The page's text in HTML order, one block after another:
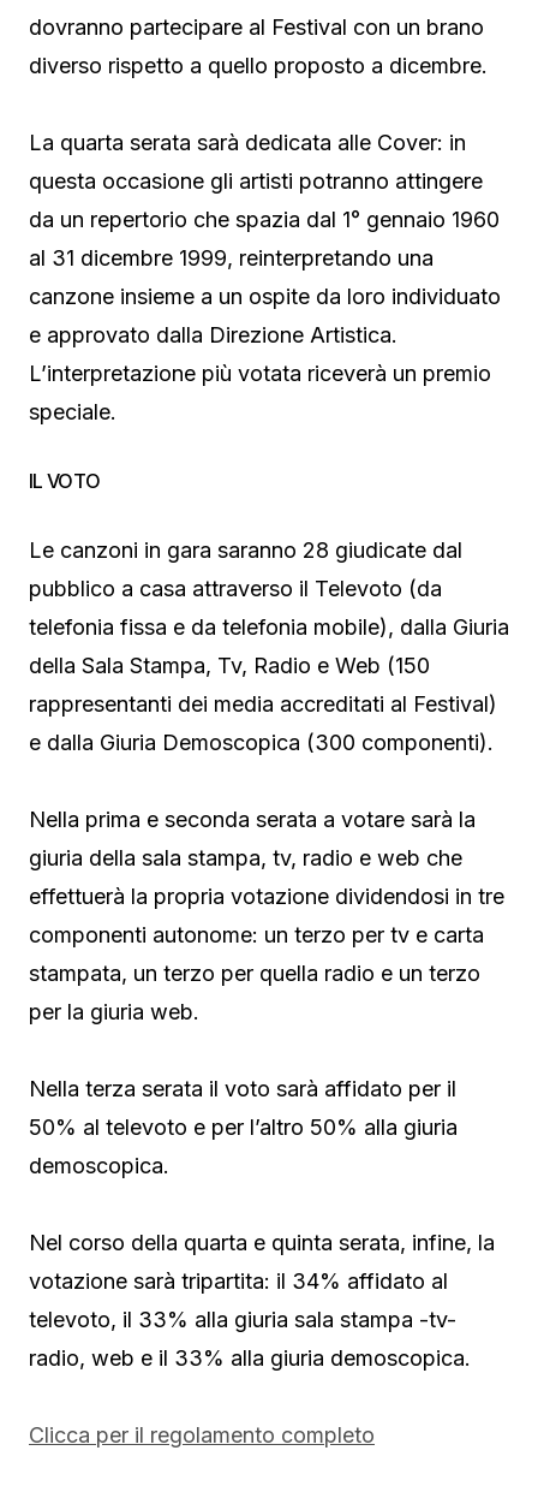
dovranno partecipare al Festival con un brano
diverso rispetto a quello proposto a dicembre.
La quarta serata sarà dedicata alle Cover: in
questa occasione gli artisti potranno attingere
da un repertorio che spazia dal 1° gennaio 1960
al 31 dicembre 1999, reinterpretando una
canzone insieme a un ospite da loro individuato
e approvato dalla Direzione Artistica.
L’interpretazione più votata riceverà un premio
speciale.
IL VOTO
Le canzoni in gara saranno 28 giudicate dal
pubblico a casa attraverso il Televoto (da
telefonia fissa e da telefonia mobile), dalla Giuria
della Sala Stampa, Tv, Radio e Web (150
rappresentanti dei media accreditati al Festival)
e dalla Giuria Demoscopica (300 componenti).
Nella prima e seconda serata a votare sarà la
giuria della sala stampa, tv, radio e web che
effettuerà la propria votazione dividendosi in tre
componenti autonome: un terzo per tv e carta
stampata, un terzo per quella radio e un terzo
per la giuria web.
Nella terza serata il voto sarà affidato per il
50% al televoto e per l’altro 50% alla giuria
demoscopica.
Nel corso della quarta e quinta serata, infine, la
votazione sarà tripartita: il 34% affidato al
televoto, il 33% alla giuria sala stampa -tv-
radio, web e il 33% alla giuria demoscopica.
Clicca per il regolamento completo